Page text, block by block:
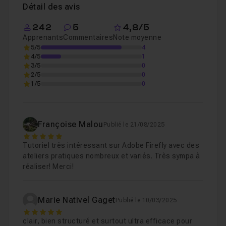
Chapitre 2 : Manipule le texte avec Adobe Firefly
Chapitre 3 : Combine la puissance de Photoshop
Détail des avis
242
Apprenants
5
Commentaires
4,8/5
Note moyenne
5/5
4
4/5
1
3/5
0
2/5
0
1/5
0
Françoise Malou Publié le 21/08/2025
5
Tutoriel très intéressant sur Adobe Firefly avec des
ateliers pratiques nombreux et variés. Très sympa à
réaliser! Merci!
Marie Nativel Gaget Publié le 10/03/2025
5
clair, bien structuré et surtout ultra efficace pour